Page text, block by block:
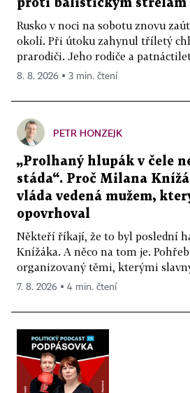
proti balistickým střelám
Rusko v noci na sobotu znovu
okolí. Při útoku zahynul tříletý
prarodiči. Jeho rodiče a
8. 8. 2026 ▪ 3 min. čtení
PETR HONZEJK
„Prolhaný hlupák v čele
stáda“. Proč Milana
vláda vedená mužem,
opovrhoval
Někteří říkají, že to byl poslední
Knížáka. A něco na tom je.
organizovaný těmi, kterými
7. 8. 2026 ▪ 4 min. čtení